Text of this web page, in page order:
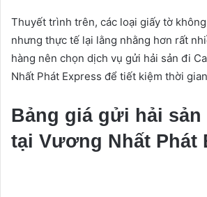
Thuyết trình trên, các loại giấy tờ
nhưng thực tế lại lằng nhằng hơn rất
hàng nên chọn dịch vụ gửi hải sản đi
Nhất Phát Express để tiết kiệm thời
Bảng giá gửi hải sản
tại Vương Nhất Phát